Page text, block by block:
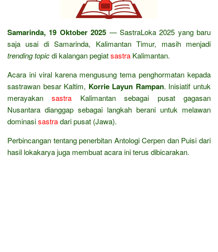
Samarinda, 19 Oktober 2025 — SastraLoka 2025 yang baru
saja usai di Samarinda, Kalimantan Timur, masih menjadi
trending topicdi kalangan pegiatsastra Kalimantan.
Acara ini viral karena mengusung tema penghormatan kepada
sastrawan besar Kaltim, Korrie Layun Rampan. Inisiatif untuk
merayakansastra Kalimantan sebagai pusat gagasan
Nusantara dianggap sebagai langkah berani untuk melawan
dominasisastradari pusat (Jawa).
Perbincangan tentang penerbitan Antologi Cerpen dan Puisi dari
hasil lokakarya juga membuat acara ini terus dibicarakan.